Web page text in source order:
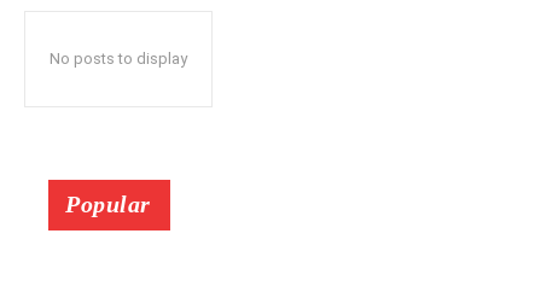
No posts to display
Popular